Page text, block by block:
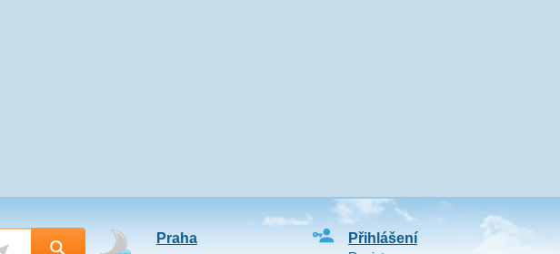
Přihlášení
Praha